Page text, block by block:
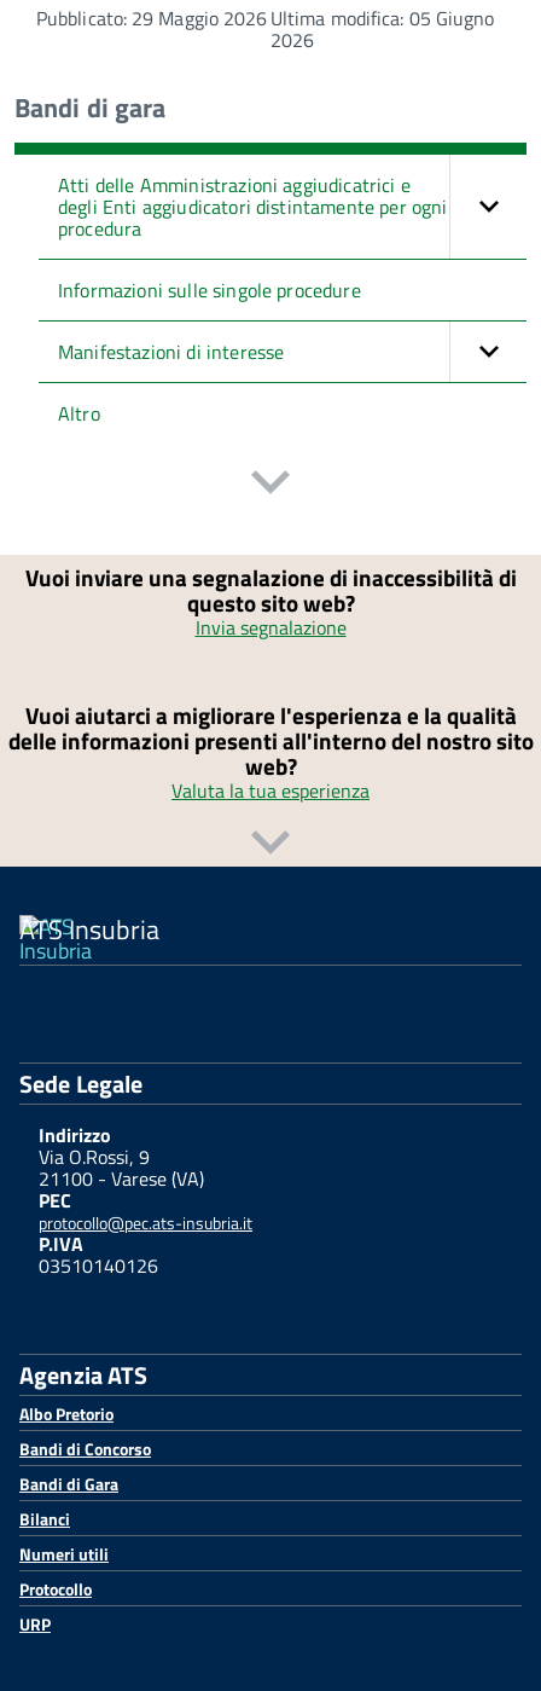
Pubblicato: 29 Maggio 2026Ultima modifica: 05 Giugno
2026
Bandi di gara
Atti delle Amministrazioni aggiudicatrici e
degli Enti aggiudicatori distintamente per ogni
procedura
Informazioni sulle singole procedure
Manifestazioni di interesse
Altro
Vuoi inviare una segnalazione di inaccessibilità di
questo sito web?
Invia segnalazione
Vuoi aiutarci a migliorare l'esperienza e la qualità
delle informazioni presenti all'interno del nostro sito
web?
Valuta la tua esperienza
ATS Insubria
Sede Legale
Indirizzo
Via O.Rossi, 9
21100 - Varese (VA)
PEC
protocollo@pec.ats-insubria.it
P.IVA
03510140126
Agenzia ATS
Albo Pretorio
Bandi di Concorso
Bandi di Gara
Bilanci
Numeri utili
Protocollo
URP